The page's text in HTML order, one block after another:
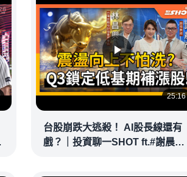
25:16
台股崩跌大逃殺！ AI股長線還有
戲？｜投資聊一SHOT ft.#謝晨彥